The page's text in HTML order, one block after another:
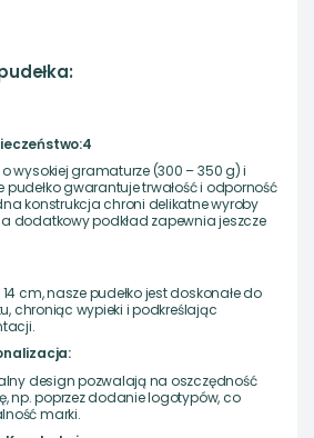
wysokiej gramaturze (300 – 350 g) i
gwarantuje trwałość i odporność
konstrukcja chroni delikatne wyroby
dodatkowy podkład zapewnia jeszcze
cm, nasze pudełko jest doskonałe do
chroniąc wypieki i podkreślając
design pozwalają na oszczędność
np. poprzez dodanie logotypów, co
marki.